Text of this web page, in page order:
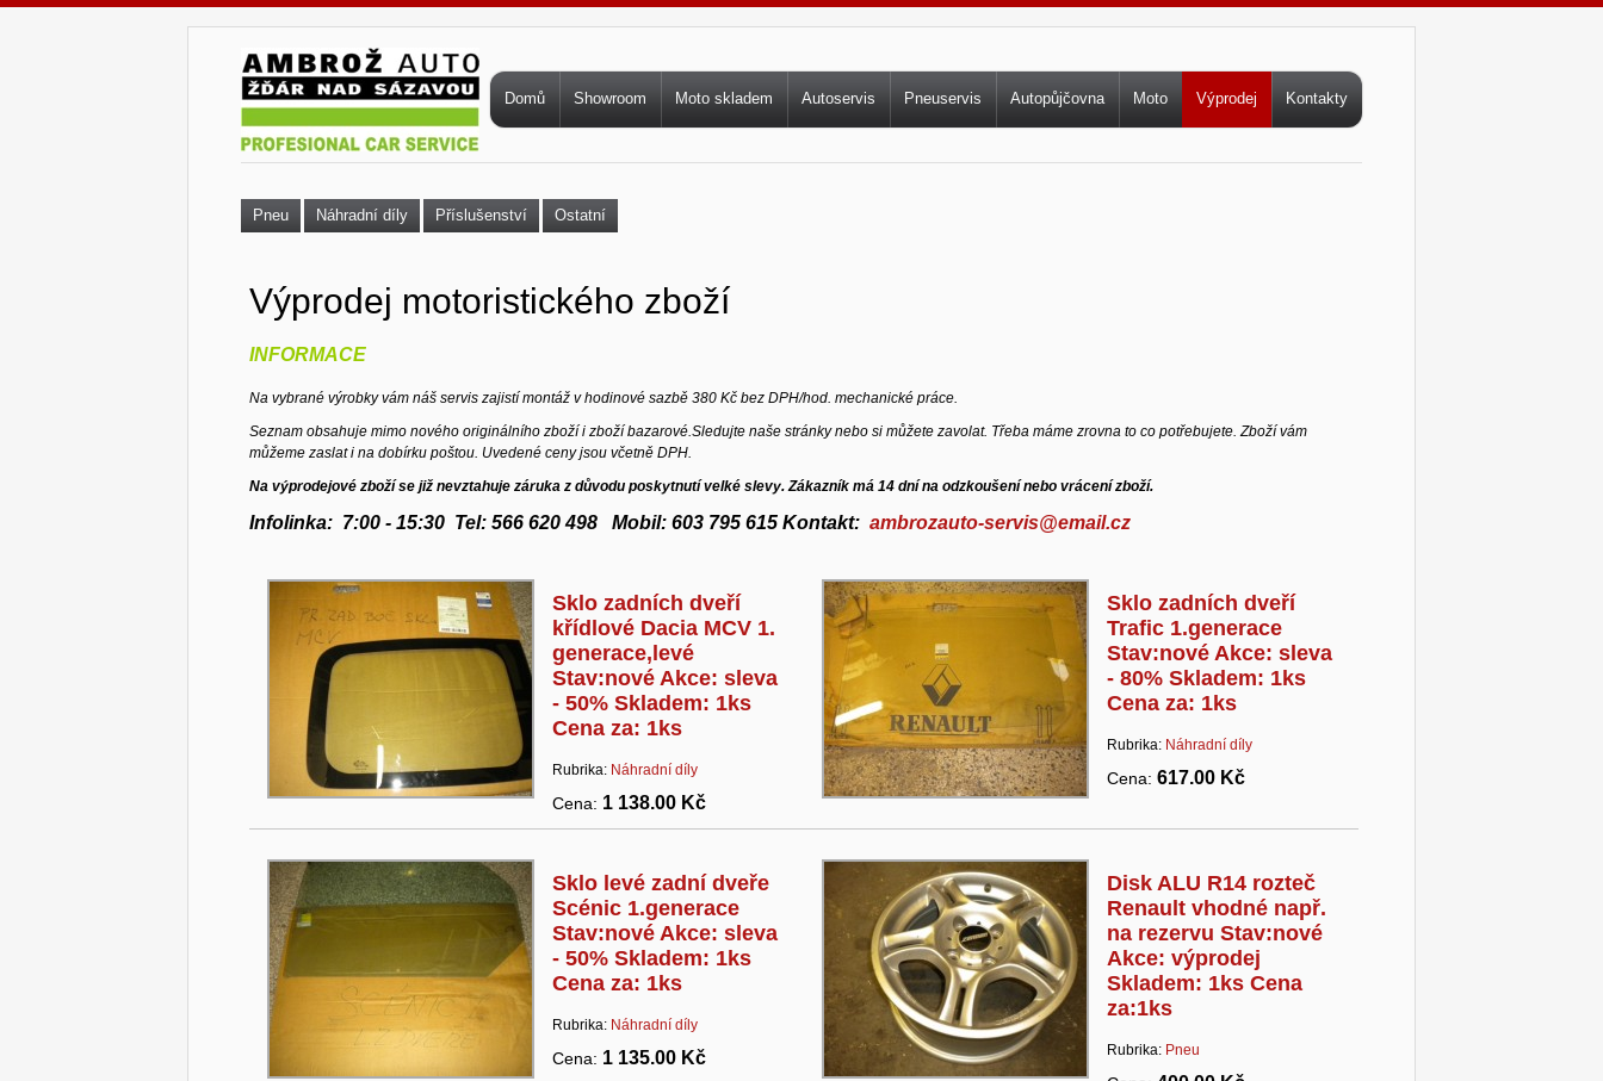
Přejít k hlavnímu obsahu
Hlavní menu
Domů Showroom Moto skladem Autoservis Pneuservis Autopůjčovna Moto Výprodej Kontakty
Pneu Náhradní díly Příslušenství Ostatní
Výprodej motoristického zboží
INFORMACE
Na vybrané výrobky vám náš servis zajistí montáž v hodinové sazbě 380 Kč bez DPH/hod. mechanické práce.
Seznam obsahuje mimo nového originálního zboží i zboží bazarové.Sledujte naše stránky nebo si můžete zavolat. Třeba máme zrovna to co potřebujete. Zboží vám
můžeme zaslat i na dobírku poštou. Uvedené ceny jsou včetně DPH.
Na výprodejové zboží se již nevztahuje záruka z důvodu poskytnutí velké slevy. Zákazník má 14 dní na odzkoušení nebo vrácení zboží.
Infolinka: 7:00 - 15:30 Tel: 566 620 498 Mobil: 603 795 615 Kontakt: ambrozauto-servis@email.cz
Sklo zadních dveří
křídlové Dacia MCV 1.
generace,levé
Stav:nové Akce: sleva
- 50% Skladem: 1ks
Cena za: 1ks
Rubrika: Náhradní díly
Cena: 1 138.00 Kč
Sklo zadních dveří
Trafic 1.generace
Stav:nové Akce: sleva
- 80% Skladem: 1ks
Cena za: 1ks
Rubrika: Náhradní díly
Cena: 617.00 Kč
Sklo levé zadní dveře
Scénic 1.generace
Stav:nové Akce: sleva
- 50% Skladem: 1ks
Cena za: 1ks
Rubrika: Náhradní díly
Cena: 1 135.00 Kč
Disk ALU R14 rozteč
Renault vhodné např.
na rezervu Stav:nové
Akce: výprodej
Skladem: 1ks Cena
za:1ks
Rubrika: Pneu
Stránky